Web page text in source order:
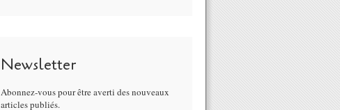
Newsletter
Abonnez-vous pour être averti des nouveaux
articles publiés.